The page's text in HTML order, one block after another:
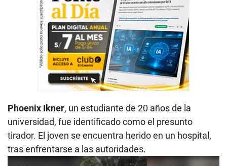
Phoenix Ikner, un estudiante de 20 años de la
universidad, fue identificado como el presunto
tirador. El joven se encuentra herido en un hospital,
tras enfrentarse a las autoridades.